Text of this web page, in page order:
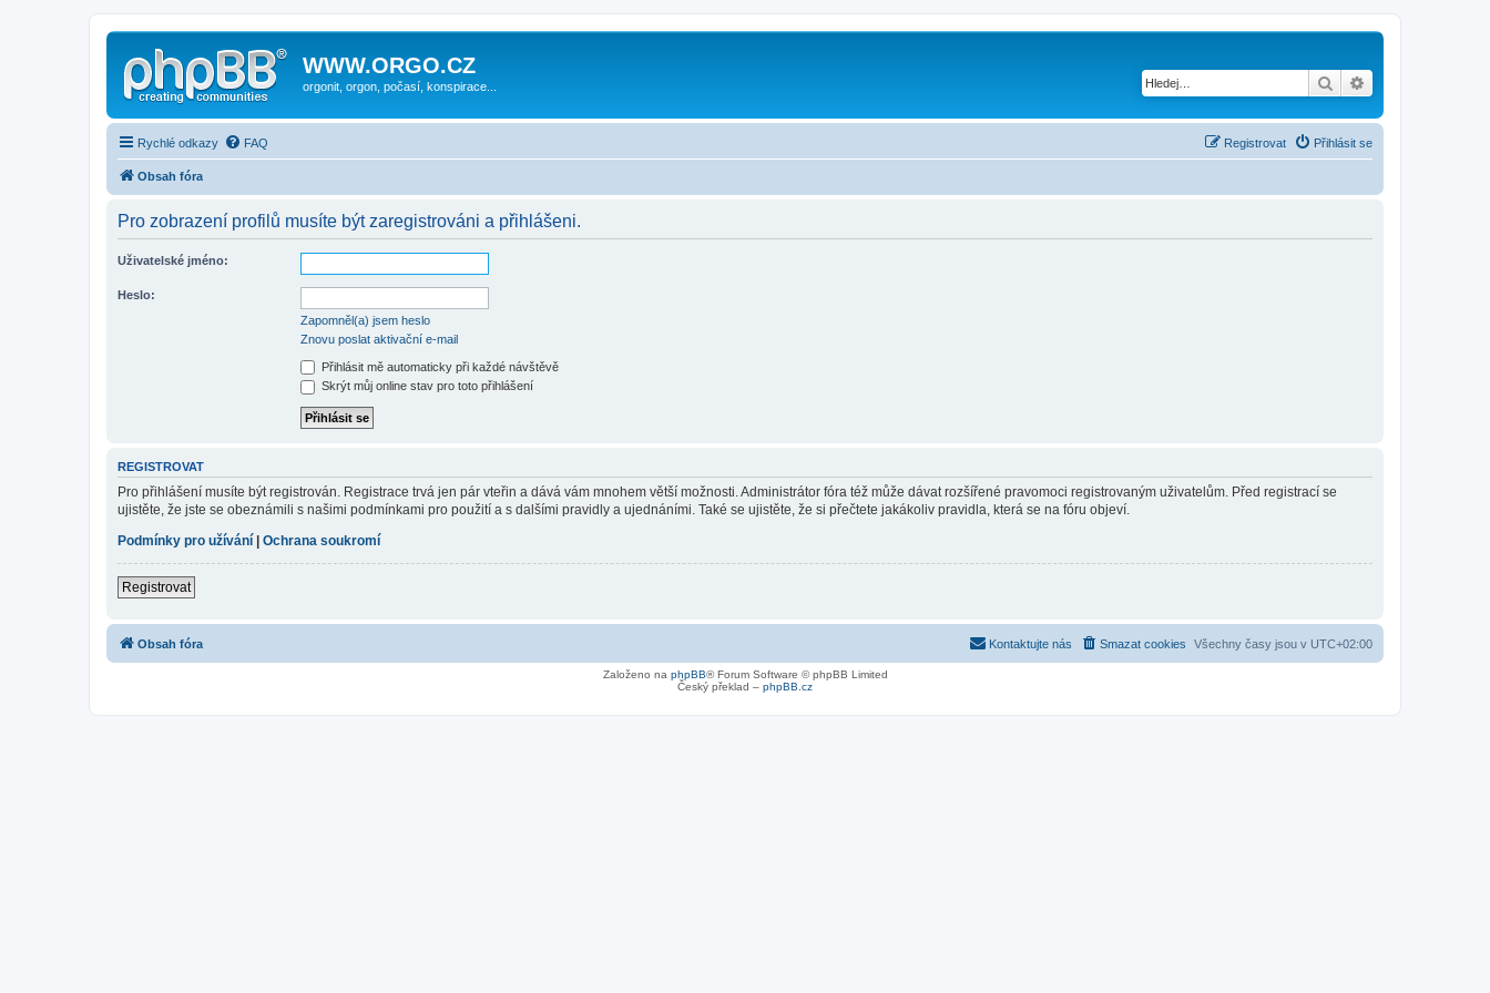
WWW.ORGO.CZ
orgonit, orgon, počasí, konspirace... Hledat
Rychlé odkazy FAQ Přihlásit se
Registrovat
Obsah fóra
Pro zobrazení profilů musíte být zaregistrováni a přihlášeni.
Uživatelské jméno:
Heslo:
Zapomněl(a) jsem heslo
Znovu poslat aktivační e-mail
Přihlásit mě automaticky při každé návštěvě
Skrýt můj online stav pro toto přihlášení
REGISTROVAT
Pro přihlášení musíte být registrován. Registrace trvá jen pár vteřin a dává vám mnohem větší možnosti. Administrátor fóra též může dávat rozšířené pravomoci registrovaným uživatelům. Před registrací se
ujistěte, že jste se obeznámili s našimi podmínkami pro použití a s dalšími pravidly a ujednáními. Také se ujistěte, že si přečtete jakákoliv pravidla, která se na fóru objeví.
Podmínky pro užívání
Ochrana soukromí
Registrovat
Obsah fóra Všechny časy jsou v UTC+02:00
Smazat cookies
Kontaktujte nás
Založeno na phpBB® Forum Software © phpBB Limited
Český překlad – phpBB.cz